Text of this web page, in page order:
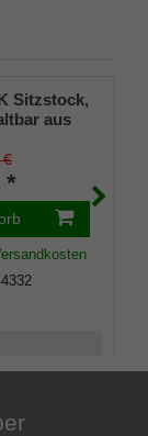
Sitzstock,
aus
€
*
4332